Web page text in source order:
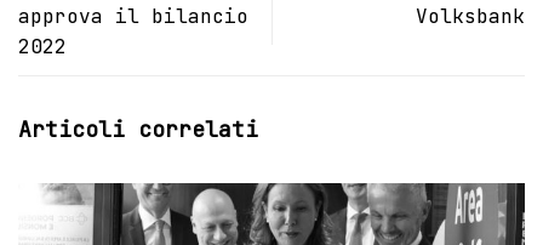
approva il bilancio
2022
Volksbank
Articoli correlati